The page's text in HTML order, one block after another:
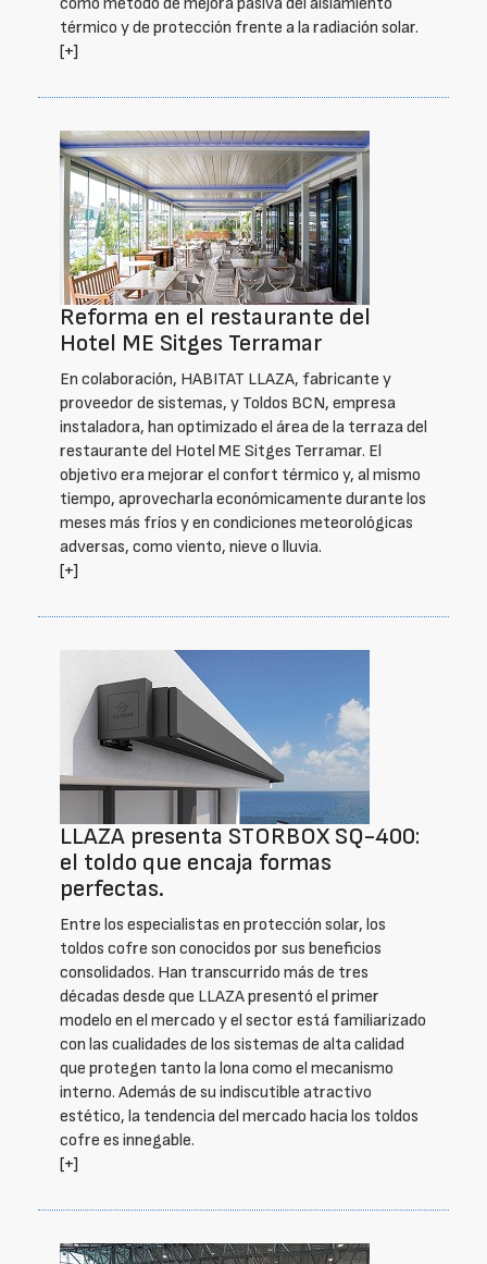
térmico y de protección frente a la radiación solar.
[+]
Reforma en el restaurante del
Hotel ME Sitges Terramar
En colaboración, HABITAT LLAZA, fabricante y
proveedor de sistemas, y Toldos BCN, empresa
instaladora, han optimizado el área de la terraza del
restaurante del Hotel ME Sitges Terramar. El
objetivo era mejorar el confort térmico y, al mismo
tiempo, aprovecharla económicamente durante los
meses más fríos y en condiciones meteorológicas
adversas, como viento, nieve o lluvia.
[+]
LLAZA presenta STORBOX SQ-400:
el toldo que encaja formas
perfectas.
Entre los especialistas en protección solar, los
toldos cofre son conocidos por sus beneficios
consolidados. Han transcurrido más de tres
décadas desde que LLAZA presentó el primer
modelo en el mercado y el sector está familiarizado
con las cualidades de los sistemas de alta calidad
que protegen tanto la lona como el mecanismo
interno. Además de su indiscutible atractivo
estético, la tendencia del mercado hacia los toldos
cofre es innegable.
[+]